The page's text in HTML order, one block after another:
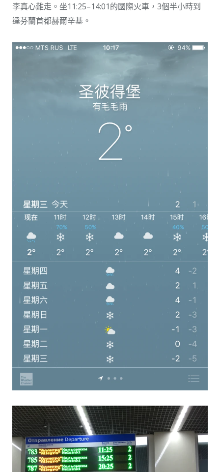
李真心難走。坐11:25–14:01的國際火車，3個半小時到
達芬蘭首都赫爾辛基。